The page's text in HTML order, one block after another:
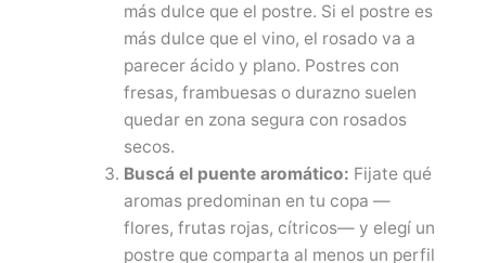
más dulce que el postre. Si el postre es
más dulce que el vino, el rosado va a
parecer ácido y plano. Postres con
fresas, frambuesas o durazno suelen
quedar en zona segura con rosados
secos.
Buscá el puente aromático: Fijate qué
aromas predominan en tu copa —
flores, frutas rojas, cítricos— y elegí un
postre que comparta al menos un perfil